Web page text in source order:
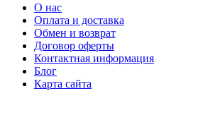
О нас
Оплата и доставка
Обмен и возврат
Договор оферты
Контактная информация
Блог
Карта сайта